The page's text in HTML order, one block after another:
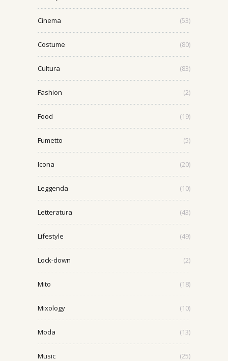
Cinema (53)
Costume (80)
Cultura (83)
Fashion (2)
Food (19)
Fumetto (5)
Icona (20)
Leggenda (10)
Letteratura (43)
Lifestyle (49)
Lock-down (2)
Mito (18)
Mixology (10)
Moda (13)
Music (25)